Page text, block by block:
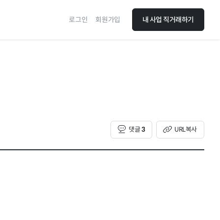
로그인 회원가입 내 사업 직거래하기
댓글3 URL복사